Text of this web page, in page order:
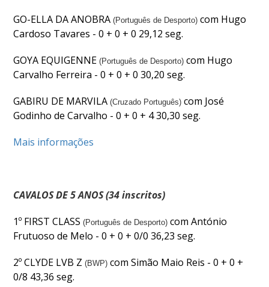
DOCUMENTOS
GO-ELLA DA ANOBRA (Português de Desporto) com Hugo
Cardoso Tavares - 0 + 0 + 0 29,12 seg.
GOYA EQUIGENNE (Português de Desporto) com Hugo
Carvalho Ferreira - 0 + 0 + 0 30,20 seg.
GABIRU DE MARVILA (Cruzado Português) com José
Godinho de Carvalho - 0 + 0 + 4 30,30 seg.
Mais informações
CAVALOS DE 5 ANOS (34 inscritos)
1º FIRST CLASS (Português de Desporto) com António
Frutuoso de Melo - 0 + 0 + 0/0 36,23 seg.
2º CLYDE LVB Z (BWP) com Simão Maio Reis - 0 + 0 +
0/8 43,36 seg.